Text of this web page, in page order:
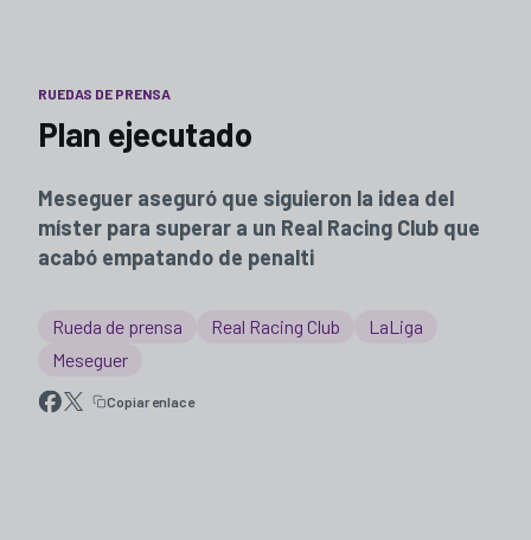
RUEDAS DE PRENSA
Plan ejecutado
Meseguer aseguró que siguieron la idea del
míster para superar a un Real Racing Club que
acabó empatando de penalti
Rueda de prensa Real Racing Club
LaLiga
Meseguer
Copiar enlace